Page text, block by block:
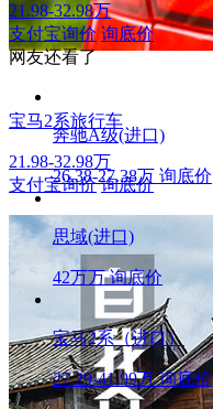
宝马2系旅行车
21.98-32.98万
支付宝询价 询底价
21.98-32.98万
支付宝询价 询底价
网友还看了
奔驰A级(进口)
26.38-27.38万 询底价
思域(进口)
42万万 询底价
宝马2系（进口）
27.29-41.99万 询底价